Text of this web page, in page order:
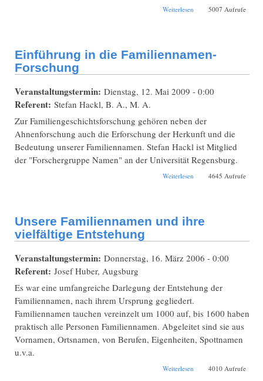
Weiterlesen über Ortsnamen in
5007 Aufrufe
Einführung in die Familiennamen-
Forschung
Veranstaltungstermin: Dienstag, 12. Mai 2009 - 0:00
Referent: Stefan Hackl, B. A., M. A.
Zur Familiengeschichtsforschung gehören neben der
Ahnenforschung auch die Erforschung der Herkunft und die
Bedeutung unserer Familiennamen. Stefan Hackl ist Mitglied
der "Forschergruppe Namen" an der Universität Regensburg.
Weiterlesen über Einführung in die
4645 Aufrufe
Unsere Familiennamen und ihre
vielfältige Entstehung
Veranstaltungstermin: Donnerstag, 16. März 2006 - 0:00
Referent: Josef Huber, Augsburg
Es war eine umfangreiche Darlegung der Entstehung der
Familiennamen, nach ihrem Ursprung gegliedert.
Familiennamen tauchen vereinzelt um 1000 auf, bis 1600 haben
praktisch alle Personen Familiennamen. Abgeleitet sind sie aus
Vornamen, Ortsnamen, von Berufen, Eigenheiten, Spottnamen
u.v.a.
Weiterlesen über Unsere
4010 Aufrufe